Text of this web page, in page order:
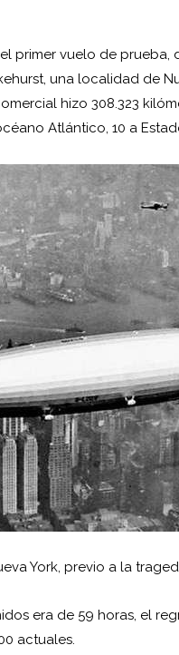
primer vuelo de prueba,
una localidad de
hizo 308.323
Atlántico, 10 a
York, previo a la
era de 59 horas, el
actuales.